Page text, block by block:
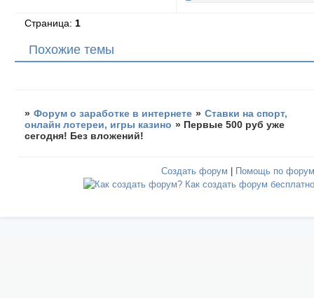
Страница: 1
Похожие темы
» Форум о заработке в интернете » Ставки на спорт,
онлайн лотереи, игры казино » Первые 500 руб уже
сегодня! Без вложений!
Создать форум | Помощь по